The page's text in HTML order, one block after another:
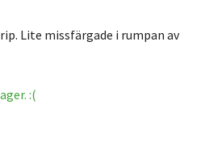
Lite missfärgade i rumpan av
:(